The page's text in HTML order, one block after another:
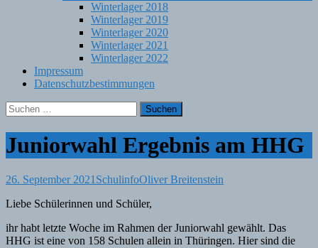
Winterlager 2018
Winterlager 2019
Winterlager 2020
Winterlager 2021
Winterlager 2022
Impressum
Datenschutzbestimmungen
Suchen
nach:
Juniorwahl Ergebnis am HHG
26. September 2021 SchulinfoOliver Breitenstein
Liebe Schülerinnen und Schüler,
ihr habt letzte Woche im Rahmen der Juniorwahl gewählt. Das
HHG ist eine von 158 Schulen allein in Thüringen. Hier sind die